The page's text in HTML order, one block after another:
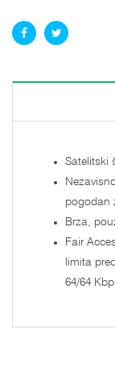
Satelitski
pogodan
Brza,
Fair
limita
64/64